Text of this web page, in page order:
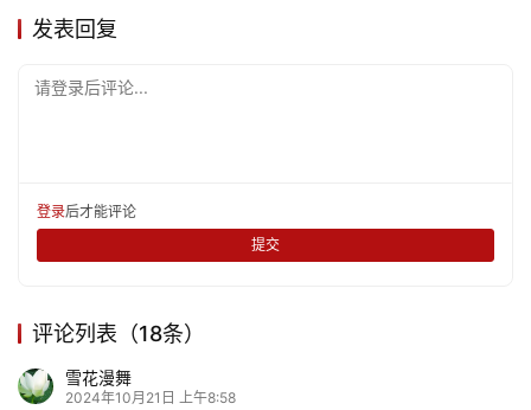
发表回复
请登录后评论...
登录后才能评论
提交
评论列表（18条）
雪花漫舞
2024年10月21日 上午8:58